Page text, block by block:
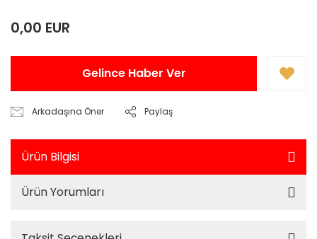
0,00 EUR
Gelince Haber Ver
Arkadaşına Öner Paylaş
Ürün Bilgisi
Ürün Yorumları